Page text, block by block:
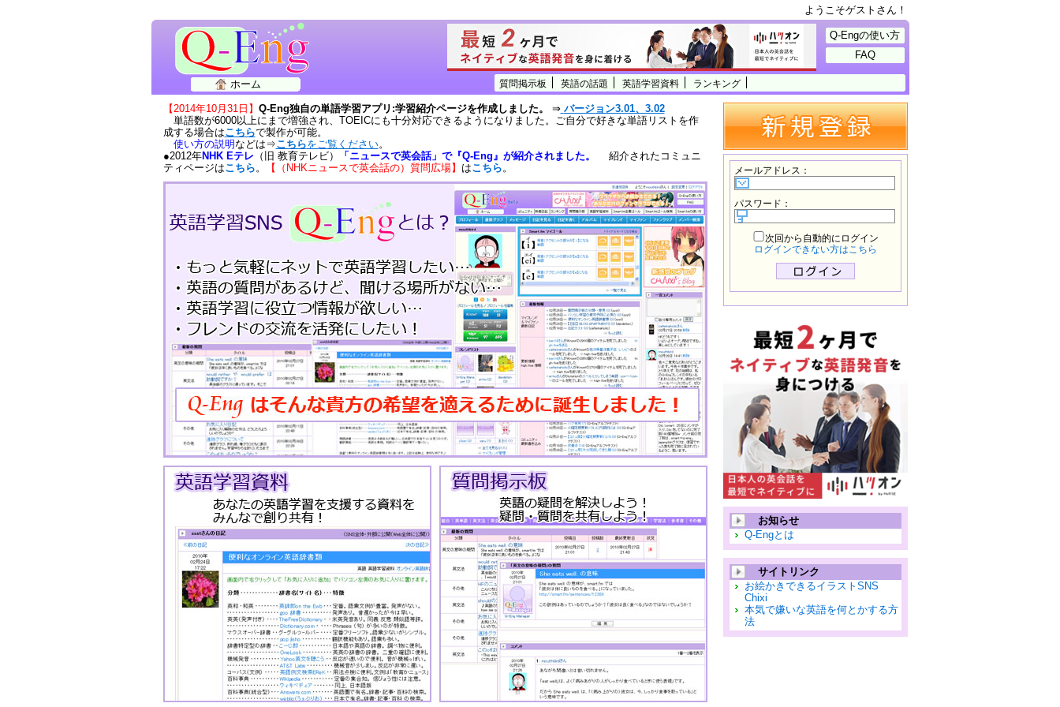
ようこそゲストさん！
質問掲示板 英語の話題 英語学習資料 ランキング
ホーム
Q-Engの使い方
FAQ
【2014年10月31日】 Q-Eng独自の単語学習アプリ:学習紹介ページを作成しました。 ⇒ バージョン3.01、3.02
単語数が6000以上にまで増強され、TOEICにも十分対応できるようになりました。ご自分で好きな単語リストを作
成する場合はこちらで製作が可能。
使い方の説明などは⇒こちらをご覧ください。
●2012年NHK Eテレ （旧 教育テレビ） 「ニュースで英会話」で『Q-Eng』が紹介されました。
紹介されたコミュニ
ティページはこちら。 【（NHKニュースで英会話の）質問広場】 はこちら。 メールアドレス ：
パスワード ：
次回から自動的にログイン
ログインできない方はこちら
お知らせ
Q-Engとは
サイトリンク
お絵かきできるイラストSNS
Chixi
本気で嫌いな英語を何とかする方
法